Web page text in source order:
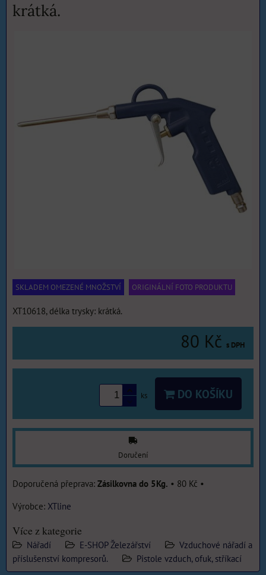
krátká.
SKLADEM OMEZENÉ MNOŽSTVÍ ORIGINÁLNÍ FOTO PRODUKTU
XT10618, délka trysky: krátká.
80 Kč s DPH
ks DO KOŠÍKU
Doručení
Zásilkovna do 5Kg. • 80 Kč •
Výrobce: XTline
Více z kategorie
Nářadí E-SHOP Železářství
Vzduchové nářadí a
příslušenství kompresorů.
Pistole vzduch, ofuk, stříkací